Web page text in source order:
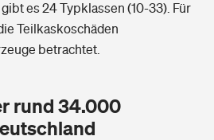
es 24 Typklassen (10-33). Für
Teilkaskoschäden
betrachtet.
rund 34.000